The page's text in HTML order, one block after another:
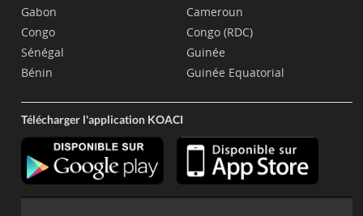
Gabon
Congo
Sénégal
Bénin
Cameroun
Congo (RDC)
Guinée
Guinée Equatorial
Télécharger l'application KOACI